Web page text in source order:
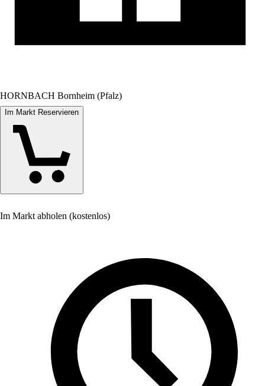
HORNBACH Bornheim (Pfalz)
Im Markt Reservieren
Im Markt abholen (kostenlos)